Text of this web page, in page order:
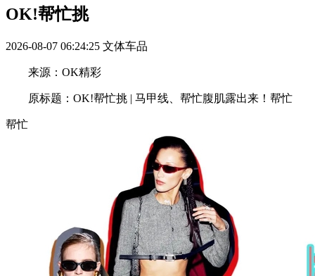
OK!帮忙挑
2026-08-07 06:24:25 文体车品
来源：OK精彩
原标题：OK!帮忙挑 | 马甲线、帮忙腹肌露出来！帮忙
帮忙